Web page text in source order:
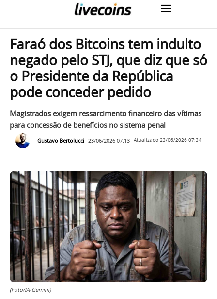
Faraó dos Bitcoins tem indulto
negado pelo STJ, que diz que só
o Presidente da República
pode conceder pedido
Magistrados exigem ressarcimento financeiro das vítimas
para concessão de benefícios no sistema penal
Gustavo Bertolucci 23/06/2026 07:13 Atualizado 23/06/2026 07:34
(Foto/IA-Gemini)